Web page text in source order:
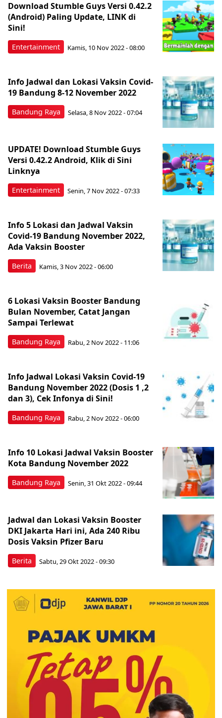
Entertainment
Download Stumble Guys Versi 0.42.2
(Android) Paling Update, LINK di
Sini!
Kamis, 10 Nov 2022 - 08:00
Bandung Raya
Info Jadwal dan Lokasi Vaksin Covid-
19 Bandung 8-12 November 2022
Selasa, 8 Nov 2022 - 07:04
Entertainment
UPDATE! Download Stumble Guys
Versi 0.42.2 Android, Klik di Sini
Linknya
Senin, 7 Nov 2022 - 07:33
Berita
Info 5 Lokasi dan Jadwal Vaksin
Covid-19 Bandung November 2022,
Ada Vaksin Booster
Kamis, 3 Nov 2022 - 06:00
Bandung Raya
6 Lokasi Vaksin Booster Bandung
Bulan November, Catat Jangan
Sampai Terlewat
Rabu, 2 Nov 2022 - 11:06
Bandung Raya
Info Jadwal Lokasi Vaksin Covid-19
Bandung November 2022 (Dosis 1 ,2
dan 3), Cek Infonya di Sini!
Rabu, 2 Nov 2022 - 06:00
Bandung Raya
Info 10 Lokasi Jadwal Vaksin Booster
Kota Bandung November 2022
Senin, 31 Okt 2022 - 09:44
Berita
Jadwal dan Lokasi Vaksin Booster
DKI Jakarta Hari ini, Ada 240 Ribu
Dosis Vaksin Pfizer Baru
Sabtu, 29 Okt 2022 - 09:30